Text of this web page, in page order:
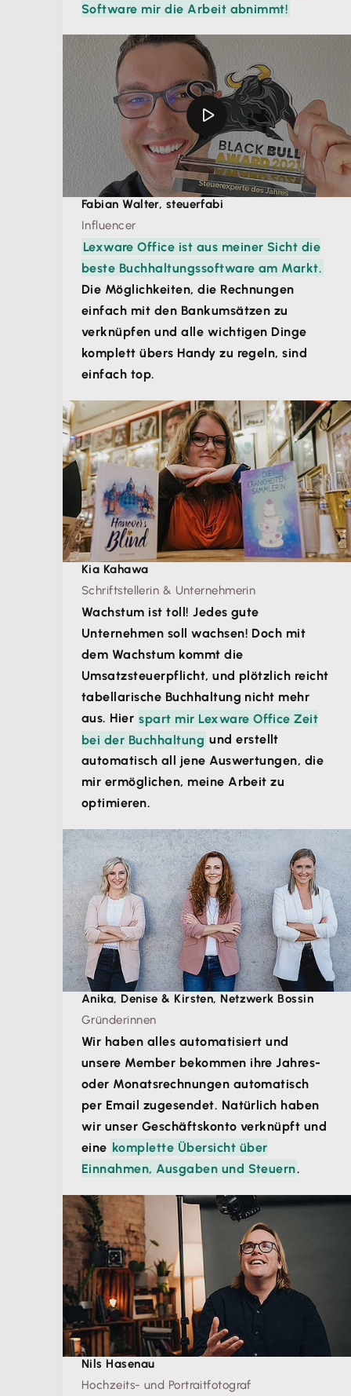
Software mir die Arbeit abnimmt!
Fabian Walter, steuerfabi
Influencer
Lexware Office ist aus meiner Sicht die
beste Buchhaltungssoftware am Markt.
Die Möglichkeiten, die Rechnungen
einfach mit den Bankumsätzen zu
verknüpfen und alle wichtigen Dinge
komplett übers Handy zu regeln, sind
einfach top.
Kia Kahawa
Schriftstellerin & Unternehmerin
Wachstum ist toll! Jedes gute
Unternehmen soll wachsen! Doch mit
dem Wachstum kommt die
Umsatzsteuerpflicht, und plötzlich reicht
tabellarische Buchhaltung nicht mehr
aus. Hier spart mir Lexware Office Zeit
bei der Buchhaltung und erstellt
automatisch all jene Auswertungen, die
mir ermöglichen, meine Arbeit zu
optimieren.
Anika, Denise & Kirsten, Netzwerk Bossin
Gründerinnen
Wir haben alles automatisiert und
unsere Member bekommen ihre Jahres-
oder Monatsrechnungen automatisch
per Email zugesendet. Natürlich haben
wir unser Geschäftskonto verknüpft und
eine komplette Übersicht über
Einnahmen, Ausgaben und Steuern.
Nils Hasenau
Hochzeits- und Portraitfotograf